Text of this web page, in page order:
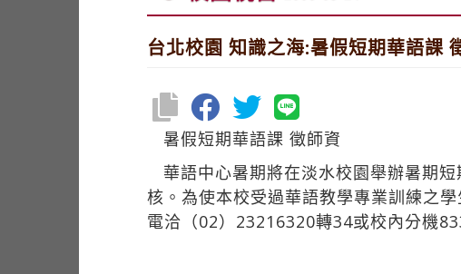
台北校園 知識之海:暑假短期華語課
暑假短期華語課 徵師資
華語中心暑期將在淡水校園舉辦暑期
核。為使本校受過華語教學專業訓練之
電洽（02）23216320轉34或校內分機